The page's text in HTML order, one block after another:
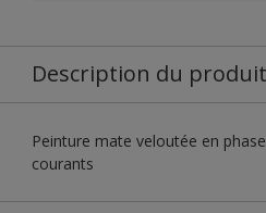
Description du produit
Peinture mate veloutée en
courants